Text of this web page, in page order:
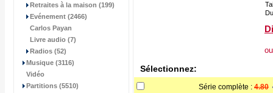
Retraites à la maison (199)
Evénement (2466)
Carlos Payan
Livre audio (7)
Radios (52)
Musique (3116)
Vidéo
Partitions (5510)
Sélectionnez:
Série complète : 4.80